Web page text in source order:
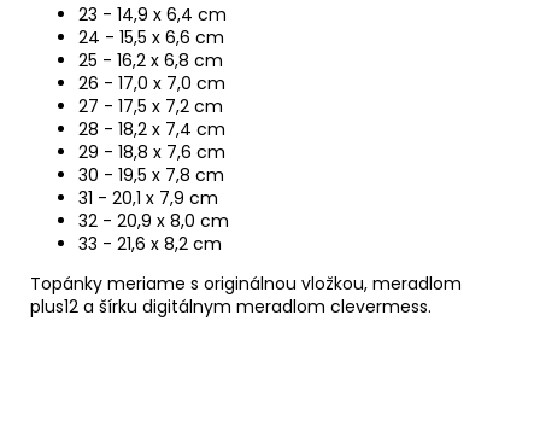
23 - 14,9 x 6,4 cm
24 - 15,5 x 6,6 cm
25 - 16,2 x 6,8 cm
26 - 17,0 x 7,0 cm
27 - 17,5 x 7,2 cm
28 - 18,2 x 7,4 cm
29 - 18,8 x 7,6 cm
30 - 19,5 x 7,8 cm
31 - 20,1 x 7,9 cm
32 - 20,9 x 8,0 cm
33 - 21,6 x 8,2 cm
Topánky meriame s originálnou vložkou, meradlom
plus12 a šírku digitálnym meradlom clevermess.